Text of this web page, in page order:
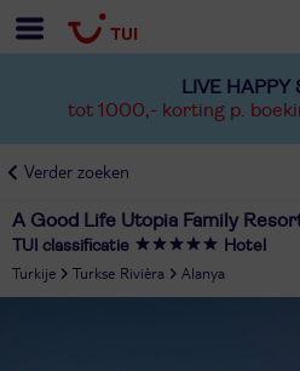
LIVE HAPPY
tot 1000,- korting p.
Verder zoeken
A Good Life Utopia Family
TUI classificatie Hotel
Turkije Turkse Rivièra
Alanya